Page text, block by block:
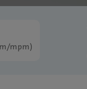
mpm)